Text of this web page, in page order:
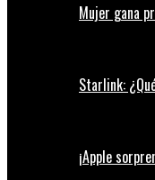
Mujer gana
Starlink:
¡Apple